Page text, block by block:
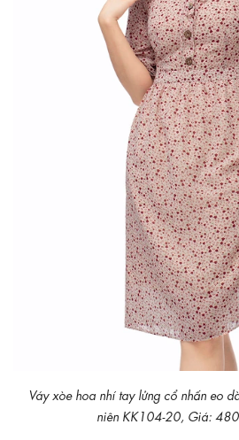
Váy xòe hoa nhí tay lửng cổ nhấn eo
niên KK104-20, Giá: